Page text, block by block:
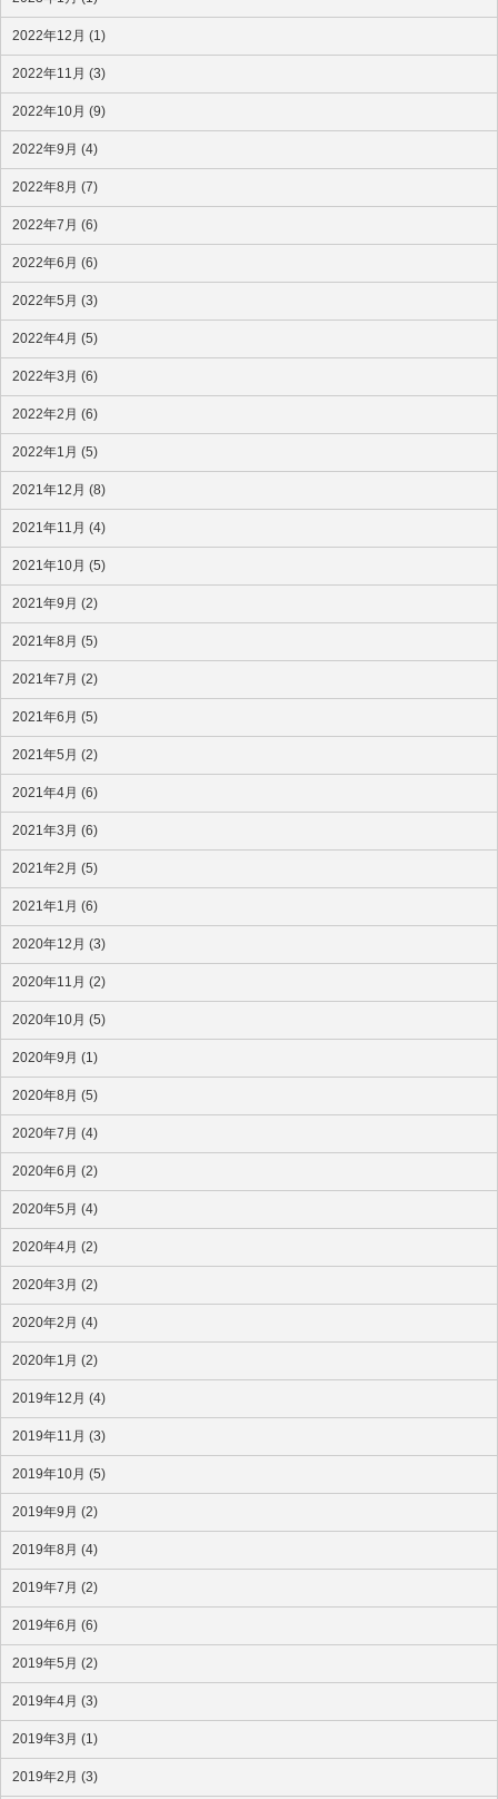
2022年12月 (1)
2022年11月 (3)
2022年10月 (9)
2022年9月 (4)
2022年8月 (7)
2022年7月 (6)
2022年6月 (6)
2022年5月 (3)
2022年4月 (5)
2022年3月 (6)
2022年2月 (6)
2022年1月 (5)
2021年12月 (8)
2021年11月 (4)
2021年10月 (5)
2021年9月 (2)
2021年8月 (5)
2021年7月 (2)
2021年6月 (5)
2021年5月 (2)
2021年4月 (6)
2021年3月 (6)
2021年2月 (5)
2021年1月 (6)
2020年12月 (3)
2020年11月 (2)
2020年10月 (5)
2020年9月 (1)
2020年8月 (5)
2020年7月 (4)
2020年6月 (2)
2020年5月 (4)
2020年4月 (2)
2020年3月 (2)
2020年2月 (4)
2020年1月 (2)
2019年12月 (4)
2019年11月 (3)
2019年10月 (5)
2019年9月 (2)
2019年8月 (4)
2019年7月 (2)
2019年6月 (6)
2019年5月 (2)
2019年4月 (3)
2019年3月 (1)
2019年2月 (3)